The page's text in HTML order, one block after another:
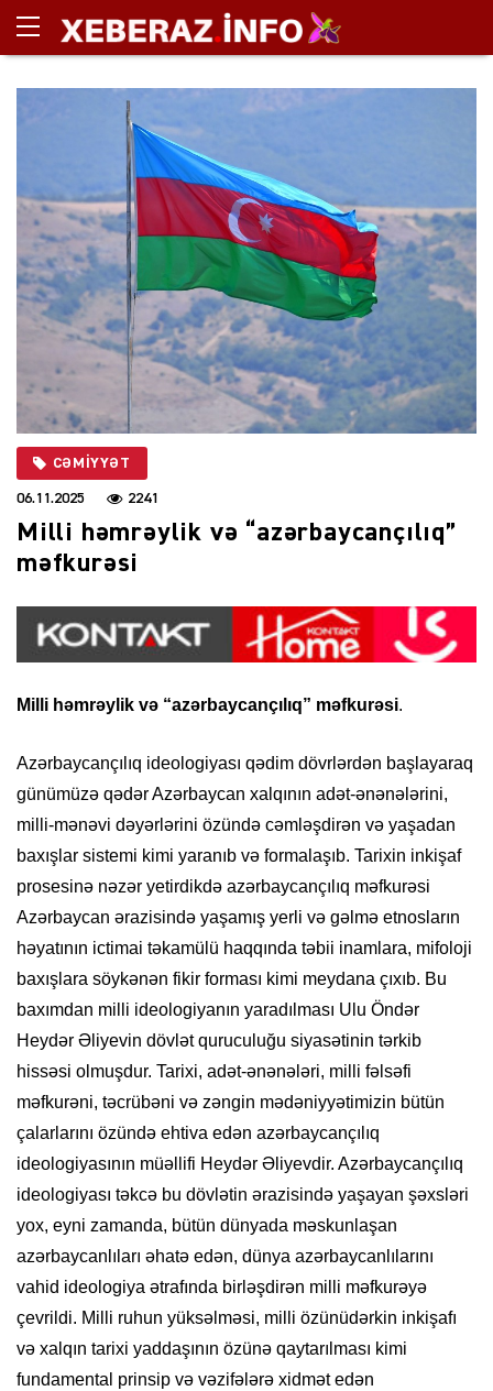
CƏMIYYƏT
06.11.2025 2241
Milli həmrəylik və “azərbaycançılıq”
məfkurəsi
Milli həmrəylik və “azərbaycançılıq” məfkurəsi.
Azərbaycançılıq ideologiyası qədim dövrlərdən başlayaraq
günümüzə qədər Azərbaycan xalqının adət-ənənələrini,
milli-mənəvi dəyərlərini özündə cəmləşdirən və yaşadan
baxışlar sistemi kimi yaranıb və formalaşıb. Tarixin inkişaf
prosesinə nəzər yetirdikdə azərbaycançılıq məfkurəsi
Azərbaycan ərazisində yaşamış yerli və gəlmə etnosların
həyatının ictimai təkamülü haqqında təbii inamlara, mifoloji
baxışlara söykənən fikir forması kimi meydana çıxıb. Bu
baxımdan milli ideologiyanın yaradılması Ulu Öndər
Heydər Əliyevin dövlət quruculuğu siyasətinin tərkib
hissəsi olmuşdur. Tarixi, adət-ənənələri, milli fəlsəfi
məfkurəni, təcrübəni və zəngin mədəniyyətimizin bütün
çalarlarını özündə ehtiva edən azərbaycançılıq
ideologiyasının müəllifi Heydər Əliyevdir. Azərbaycançılıq
ideologiyası təkcə bu dövlətin ərazisində yaşayan şəxsləri
yox, eyni zamanda, bütün dünyada məskunlaşan
azərbaycanlıları əhatə edən, dünya azərbaycanlılarını
vahid ideologiya ətrafında birləşdirən milli məfkurəyə
çevrildi. Milli ruhun yüksəlməsi, milli özünüdərkin inkişafı
və xalqın tarixi yaddaşının özünə qaytarılması kimi
fundamental prinsip və vəzifələrə xidmət edən